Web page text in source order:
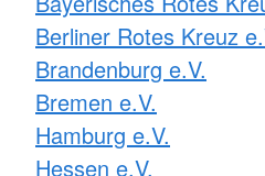
Berliner Rotes Kreuz
Brandenburg e.V.
Bremen e.V.
Hamburg e.V.
Hessen e.V.